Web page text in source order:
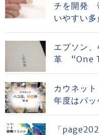
チを開発
いやすい多
エプソン
革 “One
カウネッ
年度はパ
「